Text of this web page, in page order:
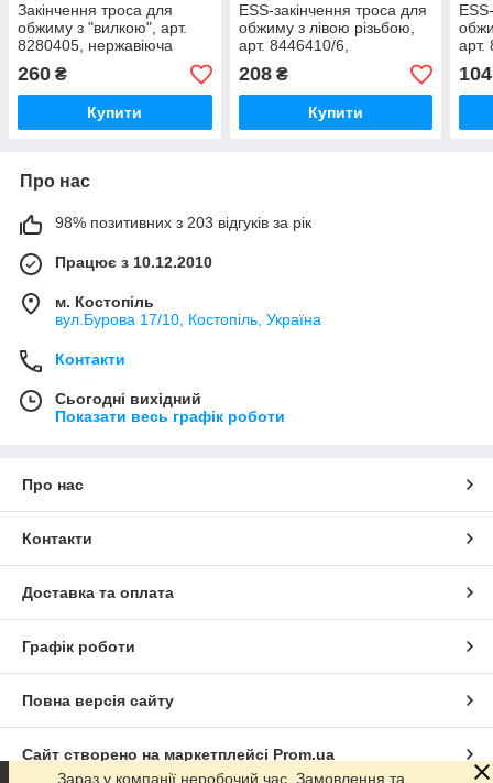
Закінчення троса для
обжиму з "вилкою", арт.
8280405, нержавіюча
260 ₴
Купити
ESS-закінчення троса для
обжиму з лівою різьбою,
арт. 8446410/6,
M10/6мм
208₴
Купити
арт.
104
Про нас
98% позитивних з 203 відгуків за рік
Працює з 10.12.2010
м. Костопіль
вул.Бурова 17/10, Костопіль, Україна
Контакти
Сьогодні вихідний
Показати весь графік роботи
Про нас
Контакти
Доставка та оплата
Графік роботи
Повна версія сайту
Сайт створено на маркетплейсі Prom.ua
Зараз у компанії неробочий час. Замовлення та